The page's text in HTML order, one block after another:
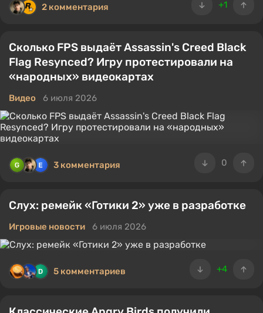
+1
2 комментария
Сколько FPS выдаёт Assassin's Creed Black
Flag Resynced? Игру протестировали на
«народных» видеокартах
Видео 6 июля 2026
0
3 комментария
Слух: ремейк «Готики 2» уже в разработке
Игровые новости 6 июля 2026
+4
5 комментариев